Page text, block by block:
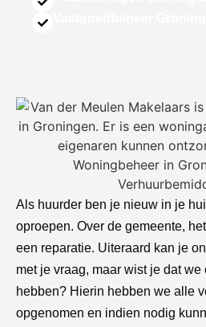
Als huurder ben je nieuw in je
oproepen. Over de gemeente,
een reparatie. Uiteraard kan je
met je vraag, maar wist je dat
hebben? Hierin hebben we alle
opgenomen en indien nodig